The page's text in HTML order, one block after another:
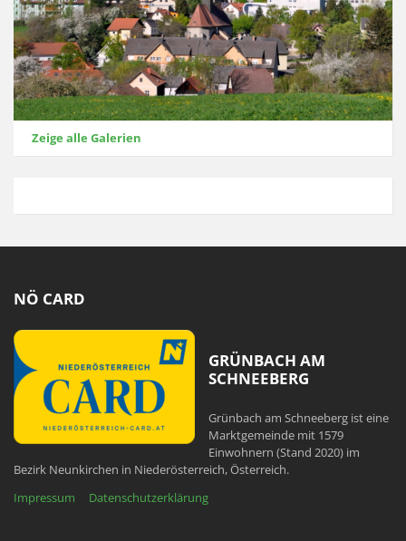
Zeige alle Galerien
NÖ CARD
GRÜNBACH AM
SCHNEEBERG
Grünbach am Schneeberg ist eine
Marktgemeinde mit 1579
Einwohnern (Stand 2020) im
Bezirk Neunkirchen in Niederösterreich, Österreich.
Impressum
Datenschutzerklärung